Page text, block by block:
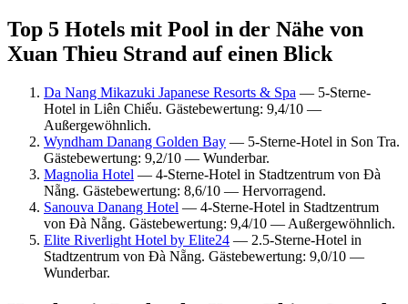
Top 5 Hotels mit Pool in der Nähe von
Xuan Thieu Strand auf einen Blick
Da Nang Mikazuki Japanese Resorts & Spa — 5-Sterne-
Hotel in Liên Chiểu. Gästebewertung: 9,4/10 —
Außergewöhnlich.
Wyndham Danang Golden Bay — 5-Sterne-Hotel in Son Tra.
Gästebewertung: 9,2/10 — Wunderbar.
Magnolia Hotel — 4-Sterne-Hotel in Stadtzentrum von Đà
Nẵng. Gästebewertung: 8,6/10 — Hervorragend.
Sanouva Danang Hotel — 4-Sterne-Hotel in Stadtzentrum
von Đà Nẵng. Gästebewertung: 9,4/10 — Außergewöhnlich.
Elite Riverlight Hotel by Elite24 — 2.5-Sterne-Hotel in
Stadtzentrum von Đà Nẵng. Gästebewertung: 9,0/10 —
Wunderbar.